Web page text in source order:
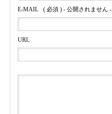
E-MAIL ( 必須 ) - 公開されません -
URL